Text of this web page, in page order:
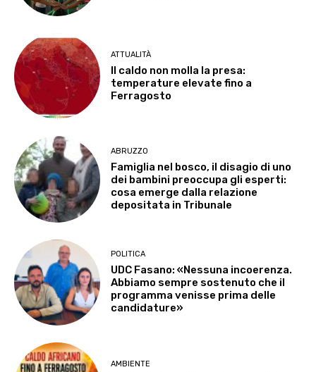
ATTUALITÀ
Il caldo non molla la presa:
temperature elevate fino a
Ferragosto
ABRUZZO
Famiglia nel bosco, il disagio di uno
dei bambini preoccupa gli esperti:
cosa emerge dalla relazione
depositata in Tribunale
POLITICA
UDC Fasano: «Nessuna incoerenza.
Abbiamo sempre sostenuto che il
programma venisse prima delle
candidature»
AMBIENTE